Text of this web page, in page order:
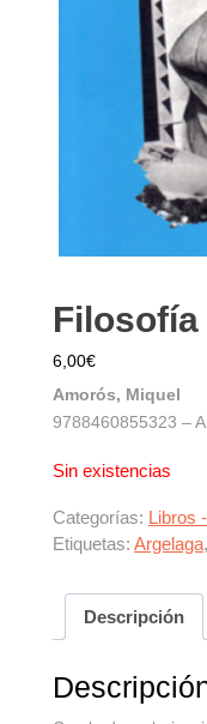
6,00€
Amorós, Miquel
9788460855323 –
Sin existencias
Categorías: Libros
Etiquetas: Argelaga,
Descripción